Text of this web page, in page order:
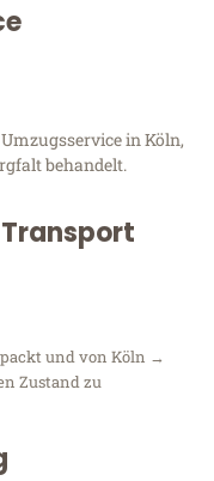
in Köln,
behandelt.
und von Köln →
Zustand zu